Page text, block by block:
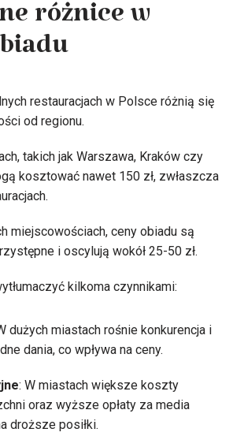
różnice w
restauracjach w Polsce różnią się
od regionu.
takich jak Warszawa, Kraków czy
kosztować nawet 150 zł, zwłaszcza
miejscowościach, ceny obiadu są
i oscylują wokół 25-50 zł.
kilkoma czynnikami:
dużych miastach rośnie konkurencja i
dania, co wpływa na ceny.
: W miastach większe koszty
oraz wyższe opłaty za media
droższe posiłki.